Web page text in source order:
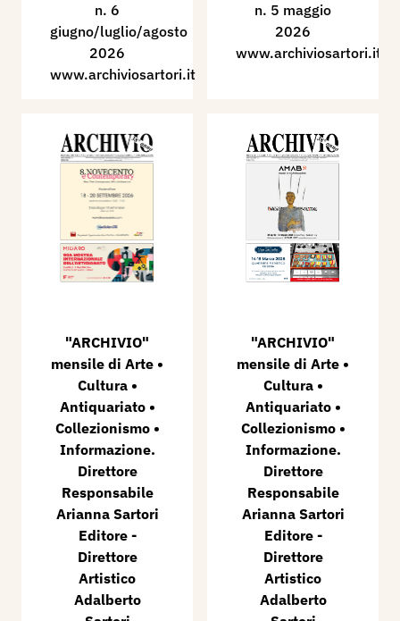
n. 6
giugno/luglio/agosto
2026
www.archiviosartori.it
n. 5 maggio
2026
www.archiviosartori.it
"ARCHIVIO"
mensile di Arte •
Cultura •
Antiquariato •
Collezionismo •
Informazione.
Direttore
Responsabile
Arianna Sartori
Editore -
Direttore
Artistico
Adalberto
"ARCHIVIO"
mensile di Arte •
Cultura •
Antiquariato •
Collezionismo •
Informazione.
Direttore
Responsabile
Arianna Sartori
Editore -
Direttore
Artistico
Adalberto